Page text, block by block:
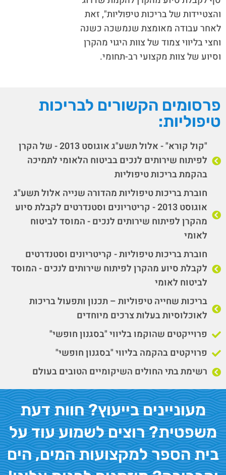
והצטיידות של בריכות טיפוליות", זאת
לאחר עבודה מאומצת שנמשכה כשנה
וחצי בליווי צמוד של צוות היגוי מהקרן
וסיוע של צוות מקצועי רב-תחומי.
פרסומים הקשורים לבריכות
טיפוליות:
"קול קורא" - אלול תשע"ג אוגוסט 2013 - של הקרן
לפיתוח שירותים לנכים בביטוח הלאומי לתמיכה
בהקמת בריכות טיפוליות
חוברת בריכות טיפוליות מהדורה שנייה אלול תשע"ג
אוגוסט 2013 - קריטריונים וסטנדרטים לקבלת סיוע
מהקרן לפיתוח שירותים לנכים - המוסד לביטוח
לאומי
חוברת בריכות טיפוליות - קריטריונים וסטנדרטים
לקבלת סיוע מהקרן לפיתוח שירותים לנכים - המוסד
לביטוח לאומי
בריכות שחייה טיפוליות – תכנון ותפעול בריכות
לאוכלוסיות בעלות צרכים מיוחדים
פרוייקטים שהוקמו בליווי "בסגנון חופשי"
פרויקטים בהקמה בליווי "בסגנון חופשי"
רשימת בתי החולים השיקומיים הטובים בעולם
מעוניינים בייעוץ? חוות דעת
משפטית? רוצים לשמוע עוד על
בית הספר למקצועות המים, הים